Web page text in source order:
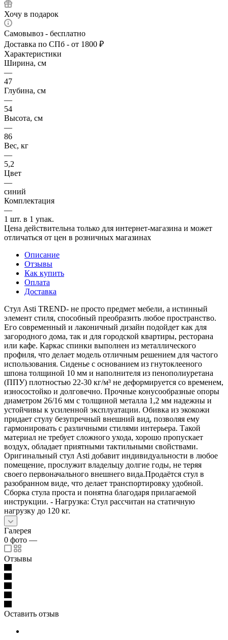
Хочу в подарок
Самовывоз - бесплатно
Доставка по СПб - от 1800 ₽
Характеристики
Ширина, см
—
47
Глубина, см
—
54
Высота, см
—
86
Вес, кг
—
5,2
Цвет
—
синий
Комплектация
—
1 шт. в 1 упак.
Цена действительна только для интернет-магазина и может
отличаться от цен в розничных магазинах
Описание
Отзывы
Как купить
Оплата
Доставка
Стул Asti TREND- не просто предмет мебели, а истинный
элемент стиля, способный преобразить любое пространство.
Его современный и лаконичный дизайн подойдет как для
загородного дома, так и для городской квартиры, ресторана
или кафе. Каркас спинки выполнен из металлического
профиля, что делает модель отличным решением для частого
использования. Сиденье с основанием из гнутоклееного
шпона толщиной 10 мм и наполнителя из пенополиуретана
(ППУ) плотностью 22-30 кг/м³ не деформируется со временем,
износостойко и долговечно. Прочные конусообразные опоры
диаметром 26/16 мм с толщиной металла 1,2 мм надежны и
устойчивы к усиленной эксплуатации. Обивка из экокожи
придает стулу безупречный внешний вид, позволяя ему
гармонировать с различными стилями интерьера. Такой
материал не требует сложного ухода, хорошо пропускает
воздух, обладает приятными тактильными свойствами.
Оригинальный стул Asti добавит индивидуальности в любое
помещение, прослужит владельцу долгие годы, не теряя
своего первоначального внешнего вида.Продаётся стул в
разобранном виде, что делает транспортировку удобной.
Сборка стула проста и понятна благодаря прилагаемой
инструкции. - Нагрузка: Стул рассчитан на статичную
нагрузку до 120 кг.
Галерея
0 фото —
Отзывы
Оставить отзыв